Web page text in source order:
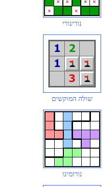
נורינורי
שולה המוקשים
נורומינו